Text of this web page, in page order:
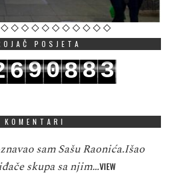
POSJETA
690883
KOMENTARI
sam Sašu Raonića.Išao
skupa sa njim…VIEW